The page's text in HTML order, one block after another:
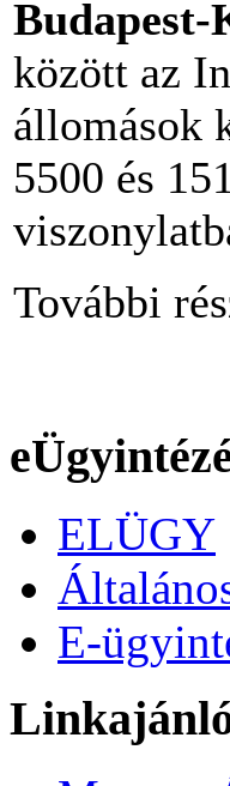
Budapest-
között az
állomások
5500 és
További
ELÜGY
E-